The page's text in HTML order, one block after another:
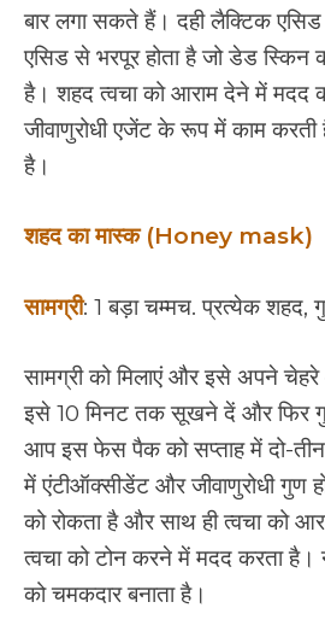
बार लगा सकते हैं। दही लैक्टिक
एसिड से भरपूर होता है जो डेड स्किन
है। शहद त्वचा को आराम देने में मदद
जीवाणुरोधी एजेंट के रूप में काम करती
है।
शहद का मास्क (Honey mask)
सामग्री: 1 बड़ा चम्मच. प्रत्येक शहद,
सामग्री को मिलाएं और इसे अपने चेहरे
इसे 10 मिनट तक सूखने दें और फिर
आप इस फेस पैक को सप्ताह में दो-
में एंटीऑक्सीडेंट और जीवाणुरोधी गुण
को रोकता है और साथ ही त्वचा को
त्वचा को टोन करने में मदद करता है।
को चमकदार बनाता है।